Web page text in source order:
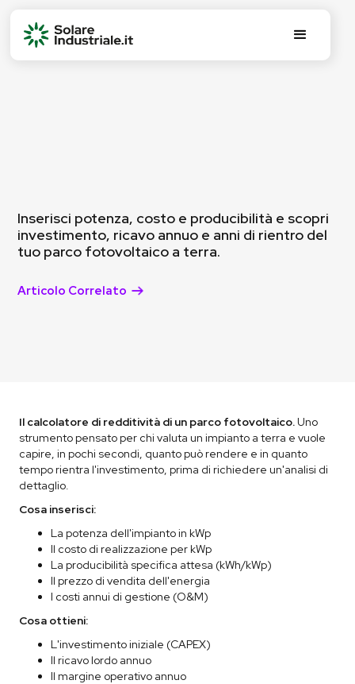
Inserisci potenza, costo e producibilità e scopri
investimento, ricavo annuo e anni di rientro del
tuo parco fotovoltaico a terra.
Articolo Correlato
Il calcolatore di redditività di un parco fotovoltaico. Uno
strumento pensato per chi valuta un impianto a terra e vuole
capire, in pochi secondi, quanto può rendere e in quanto
tempo rientra l'investimento, prima di richiedere un'analisi di
dettaglio.
Cosa inserisci:
La potenza dell'impianto in kWp
Il costo di realizzazione per kWp
La producibilità specifica attesa (kWh/kWp)
Il prezzo di vendita dell'energia
I costi annui di gestione (O&M)
Cosa ottieni:
L'investimento iniziale (CAPEX)
Il ricavo lordo annuo
Il margine operativo annuo